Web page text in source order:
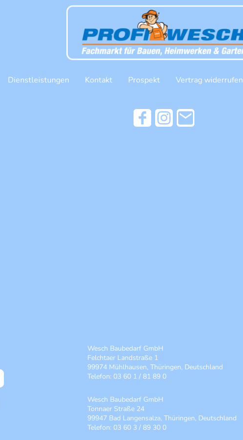
Dienstleistungen Kontakt Prospekt Vertrag widerrufen
Wesch Baubedarf GmbH
Felchtaer Landstraße 1
99974 Mühlhausen, Thüringen, Deutschland
Telefon: 03 60 1 / 81 89 0
Wesch Baubedarf GmbH
Tonnaer Straße 24
99947 Bad Langensalza, Thüringen, Deutschland
Telefon: 03 60 3 / 89 30 0